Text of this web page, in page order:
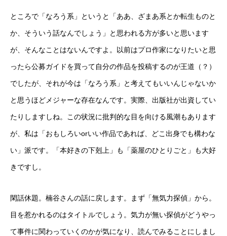
ところで「なろう系」というと「ああ、ざまあ系とか転生ものと
か、そういう話なんでしょう」と思われる方が多いと思います
が、そんなことはないんですよ。以前はプロ作家になりたいと思
ったら公募ガイドを買って自分の作品を投稿するのが王道（？）
でしたが、それが今は「なろう系」と考えてもいいんじゃないか
と思うほどメジャーな存在なんです。実際、出版社が出資してい
たりしますしね。この状況に批判的な目を向ける風潮もあります
が、私は「おもしろいorいい作品であれば、どこ出身でも構わな
い」派です。「本好きの下剋上」も「薬屋のひとりごと」も大好
きですし。
閑話休題。楠谷さんの話に戻します。まず「無気力探偵」から。
目を惹かれるのはタイトルでしょう。気力が無い探偵がどうやっ
て事件に関わっていくのかが気になり、読んでみることにしまし